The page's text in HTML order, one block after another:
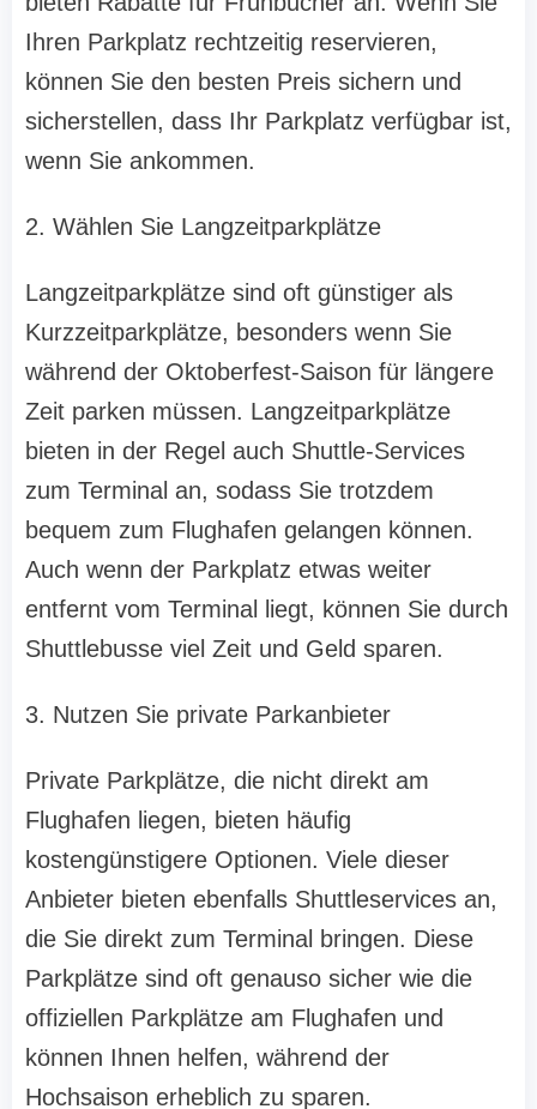
Ihren Parkplatz rechtzeitig reservieren,
können Sie den besten Preis sichern und
sicherstellen, dass Ihr Parkplatz verfügbar ist,
wenn Sie ankommen.
2. Wählen Sie Langzeitparkplätze
Langzeitparkplätze sind oft günstiger als
Kurzzeitparkplätze, besonders wenn Sie
während der Oktoberfest-Saison für längere
Zeit parken müssen. Langzeitparkplätze
bieten in der Regel auch Shuttle-Services
zum Terminal an, sodass Sie trotzdem
bequem zum Flughafen gelangen können.
Auch wenn der Parkplatz etwas weiter
entfernt vom Terminal liegt, können Sie durch
Shuttlebusse viel Zeit und Geld sparen.
3. Nutzen Sie private Parkanbieter
Private Parkplätze, die nicht direkt am
Flughafen liegen, bieten häufig
kostengünstigere Optionen. Viele dieser
Anbieter bieten ebenfalls Shuttleservices an,
die Sie direkt zum Terminal bringen. Diese
Parkplätze sind oft genauso sicher wie die
offiziellen Parkplätze am Flughafen und
können Ihnen helfen, während der
Hochsaison erheblich zu sparen.